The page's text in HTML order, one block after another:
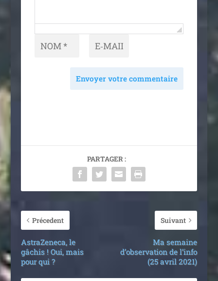
Envoyer votre commentaire
PARTAGER :
Précedent
AstraZeneca, le
gâchis ! Oui, mais
pour qui ?
Suivant
Ma semaine
d’observation de l’info
(25 avril 2021)